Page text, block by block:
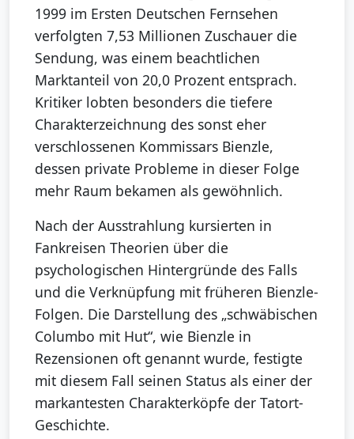
1999 im Ersten Deutschen Fernsehen
verfolgten 7,53 Millionen Zuschauer die
Sendung, was einem beachtlichen
Marktanteil von 20,0 Prozent entsprach.
Kritiker lobten besonders die tiefere
Charakterzeichnung des sonst eher
verschlossenen Kommissars Bienzle,
dessen private Probleme in dieser Folge
mehr Raum bekamen als gewöhnlich.
Nach der Ausstrahlung kursierten in
Fankreisen Theorien über die
psychologischen Hintergründe des Falls
und die Verknüpfung mit früheren Bienzle-
Folgen. Die Darstellung des „schwäbischen
Columbo mit Hut“, wie Bienzle in
Rezensionen oft genannt wurde, festigte
mit diesem Fall seinen Status als einer der
markantesten Charakterköpfe der Tatort-
Geschichte.